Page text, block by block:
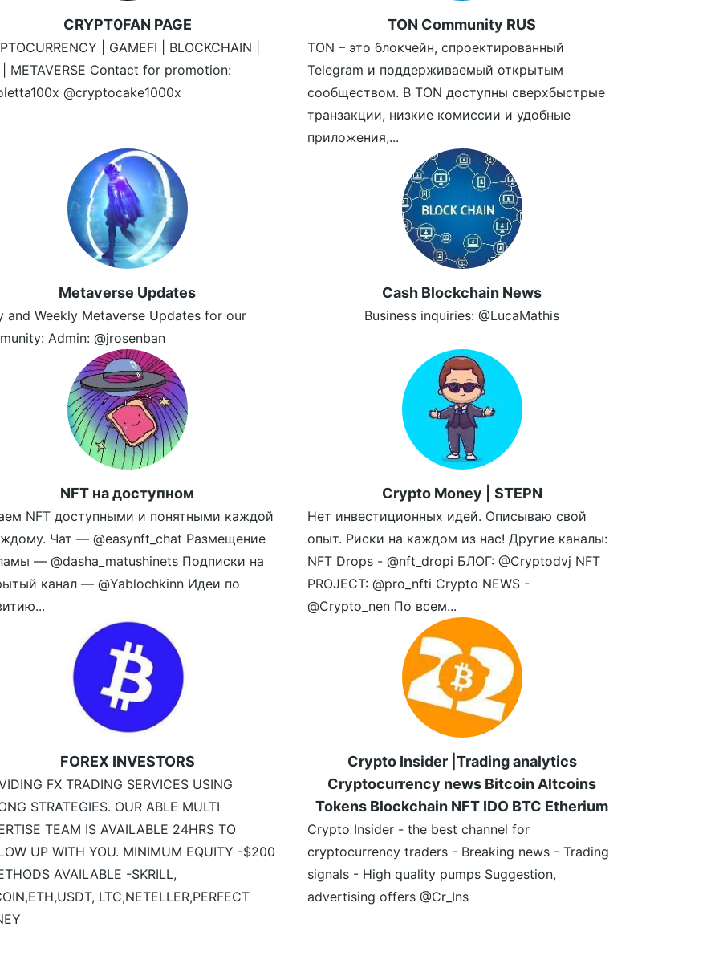
CRYPT0FAN PAGE
| GAMEFI | BLOCKCHAIN |
| METAVERSE Contact for promotion:
@cryptocake1000x
TON Community RUS
TON – это блокчейн, спроектированный
Telegram и поддерживаемый открытым
сообществом. В TON доступны сверхбыстрые
транзакции, низкие комиссии и удобные
приложения,...
Metaverse Updates
and Weekly Metaverse Updates for our
Admin: @jrosenban
Cash Blockchain News
Business inquiries: @LucaMathis
NFT на доступном
NFT доступными и понятными каждой
Чат — @easynft_chat Размещение
— @dasha_matushinets Подписки на
канал — @Yablochkinn Идеи по
Crypto Money | STEPN
Нет инвестиционных идей. Описываю свой
опыт. Риски на каждом из нас! Другие каналы:
NFT Drops - @nft_dropi БЛОГ: @Cryptodvj NFT
PROJECT: @pro_nfti Crypto NEWS -
@Crypto_nen По всем...
FOREX INVESTORS
FX TRADING SERVICES USING
STRATEGIES. OUR ABLE MULTI
TEAM IS AVAILABLE 24HRS TO
UP WITH YOU. MINIMUM EQUITY -$200
AVAILABLE -SKRILL,
LTC,NETELLER,PERFECT
Crypto Insider |Trading analytics
Cryptocurrency news Bitcoin Altcoins
Tokens Blockchain NFT IDO BTC Etherium
Crypto Insider - the best channel for
cryptocurrency traders - Breaking news - Trading
signals - High quality pumps Suggestion,
advertising offers @Cr_Ins